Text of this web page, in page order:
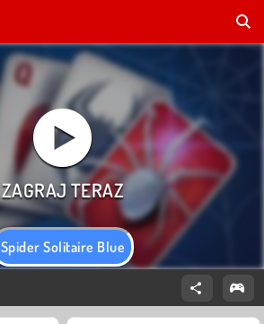
Spider Solitaire Blue